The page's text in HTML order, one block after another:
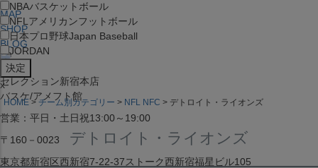
MAP
SHOP
BLOG
セレクション新宿本店
バスケ/アメフト館
営業：平日・土日祝13:00～19:00
〒160－0023
東京都新宿区西新宿7-22-37ストーク西新宿福星ビル105
NBAバスケットボール
NFL アメリカンフットボール
日本プロ野球Japan Baseball
JORDAN
x
HOME チーム別カテゴリー NFL NFC デトロイト・ライオンズ
デトロイト・ライオンズ